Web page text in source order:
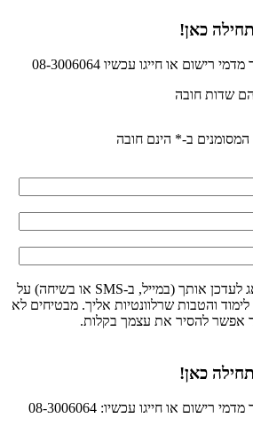
כאן!
או חייגו עכשיו 08-3006064
שדות חובה
ב-* הינם חובה
בלחיצה על הכפתור, נדאג לעדכן אותך (במייל, ב-SMS או בשיחה) על
והטבות שרלוונטיות אליך. מבטיחים לא
אפשר להסיר את עצמך בקלות.
כאן!
או חייגו עכשיו: 08-3006064